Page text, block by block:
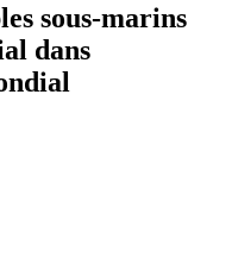
sous-marins
dans